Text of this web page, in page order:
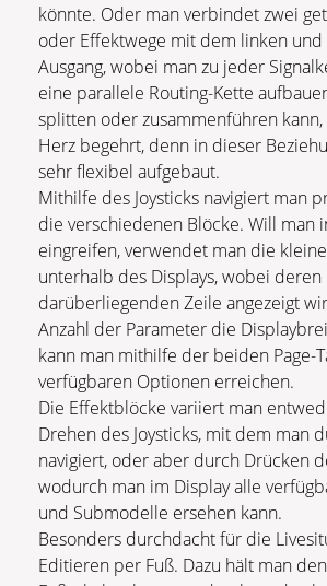
könnte. Oder man verbindet zwei
oder Effektwege mit dem linken
Ausgang, wobei man zu jeder
eine parallele Routing-Kette
splitten oder zusammenführen kann,
Herz begehrt, denn in dieser
sehr flexibel aufgebaut.
Mithilfe des Joysticks navigiert man
die verschiedenen Blöcke. Will man
eingreifen, verwendet man die
unterhalb des Displays, wobei
darüberliegenden Zeile angezeigt
Anzahl der Parameter die
kann man mithilfe der beiden Page-
verfügbaren Optionen erreichen.
Die Effektblöcke variiert man
Drehen des Joysticks, mit dem man
navigiert, oder aber durch Drücken
wodurch man im Display alle
und Submodelle ersehen kann.
Besonders durchdacht für die
Editieren per Fuß. Dazu hält man